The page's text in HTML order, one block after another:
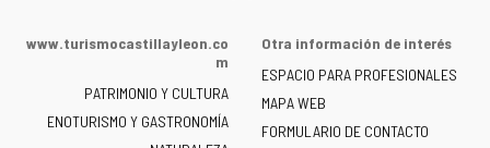
la
de
Castilla
www.turismocastillayleon.co
m
PATRIMONIO Y CULTURA
ENOTURISMO Y GASTRONOMÍA
Otra información de interés
ESPACIO PARA PROFESIONALES
MAPA WEB
FORMULARIO DE CONTACTO